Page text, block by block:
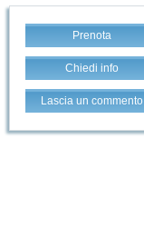
Prenota
Chiedi info
Lascia un commento